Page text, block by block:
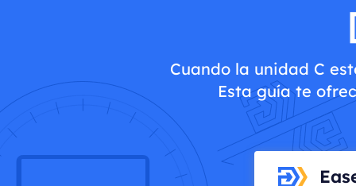
Más
Cuando la unidad C
Esta guía te